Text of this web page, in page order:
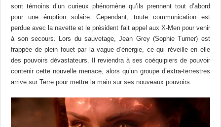
sont témoins d’un curieux phénomène qu’ils prennent tout d’abord
pour une éruption solaire. Cependant, toute communication est
perdue avec la navette et le président fait appel aux X-Men pour venir
à son secours. Lors du sauvetage, Jean Grey (Sophie Turner) est
frappée de plein fouet par la vague d’énergie, ce qui réveille en elle
des pouvoirs dévastateurs. Il reviendra à ses coéquipiers de pouvoir
contenir cette nouvelle menace, alors qu’un groupe d’extra-terrestres
arrive sur Terre pour mettre la main sur ses nouveaux pouvoirs.